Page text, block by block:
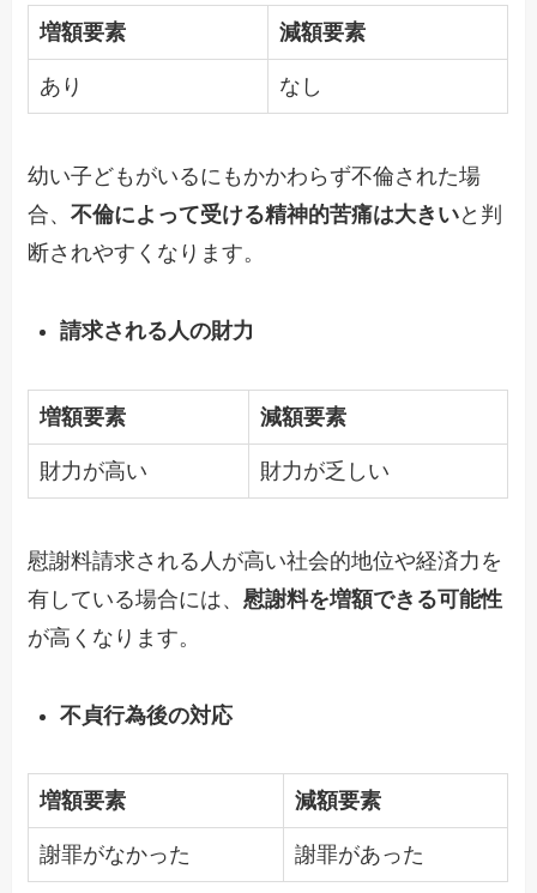
増額要素 減額要素
あり なし
幼い子どもがいるにもかかわらず不倫された場
合、不倫によって受ける精神的苦痛は大きいと判
断されやすくなります。
請求される人の財力
増額要素 減額要素
財力が高い 財力が乏しい
慰謝料請求される人が高い社会的地位や経済力を
有している場合には、慰謝料を増額できる可能性
が高くなります。
不貞行為後の対応
増額要素 減額要素
謝罪がなかった 謝罪があった